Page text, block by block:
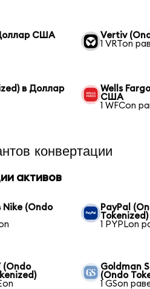
США
Vertiv
1 VRTon
в Доллар
Wells
США
1 WFCon
конвертации
активов
Nike (Ondo
PayPal
Tokenized)
1 PYPLon
(Ondo
Goldman
(Ondo
1 GSon